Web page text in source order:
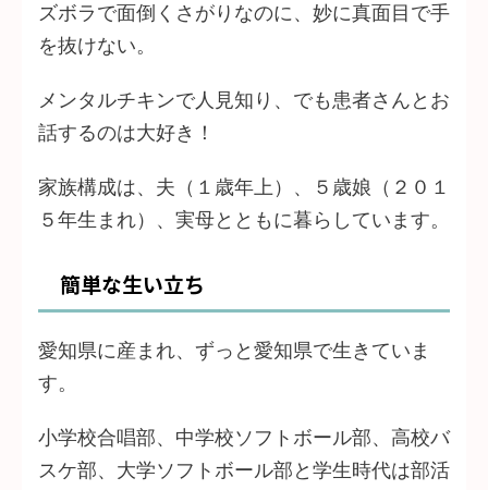
ズボラで面倒くさがりなのに、妙に真面目で手
を抜けない。
メンタルチキンで人見知り、でも患者さんとお
話するのは大好き！
家族構成は、夫（１歳年上）、５歳娘（２０１
５年生まれ）、実母とともに暮らしています。
簡単な生い立ち
愛知県に産まれ、ずっと愛知県で生きていま
す。
小学校合唱部、中学校ソフトボール部、高校バ
スケ部、大学ソフトボール部と学生時代は部活